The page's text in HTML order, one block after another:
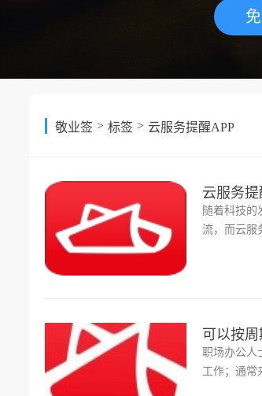
敬业签 > 标签 > 云服务提醒APP
云服务
随着科技的
流，而云服
可以按周
职场办公人
工作；通常